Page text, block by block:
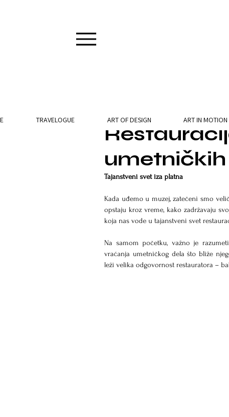
Tajanstveni svet iza platna
Kada uđemo u muzej, zatečeni smo
opstaju kroz vreme, kako zadržavaju
koja nas vode u tajanstveni svet
Na samom početku, važno je
vraćanja umetničkog dela što bliže
leži velika odgovornost restauratora –
TRAVELOGUE ART OF DESIGN ART IN MOTION